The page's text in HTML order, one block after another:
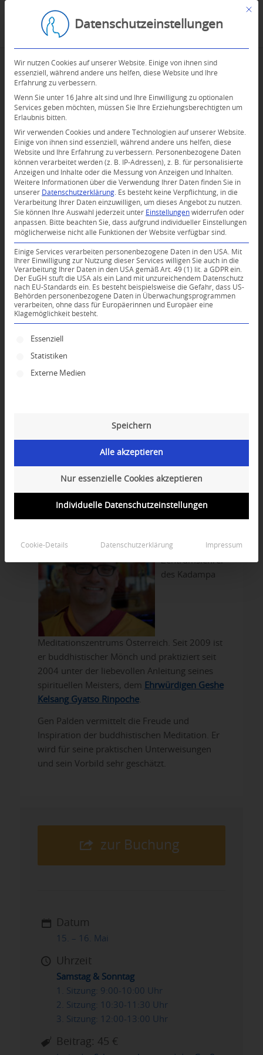
ENTDECKE DEINE
REINE NATUR
Wochenendretreat für Einsteiger
und Fortgeschrittenemit Gen
Palden
Unser modernes Leben ist hektisch und
kompliziert, voller Ablenkungen und wir
haben uns mittlerweile daran gewöhnt, von
der Außenwelt stimuliert zu werden. So fällt es
uns schwer, allein und still zu sein – die Ruhe
unseres eigenen Geistes zu genießen.
In diesem Wochenendretreat lernen wir
kraftvolle Meditationen aus der Mahamudra
Überlieferung, die uns in die Stille und
Reinheit unseres eigenen Geistes führen.
Lernen Sie:
– mehr Konzentration und Fokus zu
Die Sitzungen bestehen aus Erklärungen,
Möglichkeit, Fragen zu stellen. Das Retreat ist
sowohl für Einsteiger als auch für
Palden
Zentrumslehrer
des Kadampa
Meditationszentrums Österreich. Seit 2009 ist
er buddhistischer Mönch und praktiziert seit
2004 unter der liebevollen Anleitung seines
spirituellen Meisters, dem Ehrwürdigen Geshe
Kelsang Gyatso Rinpoche.
Gen Palden vermittelt die Freude und
Inspiration der buddhistischen Meditation. Er
wird für seine praktischen Unterweisungen
und sein Vorbild sehr geschätzt.
zur Buchung
Datum
15. – 16. Mai
Uhrzeit
Samstag & Sonntag
1. Sitzung: 9:00-10:00 Uhr
2. Sitzung: 10:30-11:30 Uhr
3. Sitzung: 12:00-13:00 Uhr
Beitrag: 45 €
Mit
Datenschutzeinstellungen
Wir nutzen Cookies auf unserer Website. Einige von ihnen sind
essenziell, während andere uns helfen, diese Website und Ihre
Erfahrung zu verbessern.
Wenn Sie unter 16 Jahre alt sind und Ihre Einwilligung zu optionalen
Services geben möchten, müssen Sie Ihre Erziehungsberechtigten um
Erlaubnis bitten.
Wir verwenden Cookies und andere Technologien auf unserer Website.
Einige von ihnen sind essenziell, während andere uns helfen, diese
Website und Ihre Erfahrung zu verbessern.
Personenbezogene Daten
können verarbeitet werden (z. B. IP-Adressen), z. B. für personalisierte
Anzeigen und Inhalte oder die Messung von Anzeigen und Inhalten.
Weitere Informationen über die Verwendung Ihrer Daten finden Sie in
unserer Datenschutzerklärung
Es besteht keine Verpflichtung, in die
Verarbeitung Ihrer Daten einzuwilligen, um dieses Angebot zu nutzen.
Sie können Ihre Auswahl jederzeit unter Einstellungen widerrufen oder
anpassen.
Bitte beachten Sie, dass aufgrund individueller Einstellungen
möglicherweise nicht alle Funktionen der Website verfügbar sind.
Einige Services verarbeiten personenbezogene Daten in den USA. Mit
Ihrer Einwilligung zur Nutzung dieser Services willigen Sie auch in die
Verarbeitung Ihrer Daten in den USA gemäß Art. 49 (1) lit. a GDPR ein.
Der EuGH stuft die USA als ein Land mit unzureichendem Datenschutz
nach EU-Standards ein. Es besteht beispielsweise die Gefahr, dass US-
Behörden personenbezogene Daten in Überwachungsprogrammen
verarbeiten, ohne dass für Europäerinnen und Europäer eine
Klagemöglichkeit besteht.
Es folgt eine Liste der Service-Gruppen, für die
Essenziell
Statistiken
Externe Medien
Speichern
Alle akzeptieren
Nur essenzielle Cookies akzeptieren
Individuelle Datenschutzeinstellungen
Cookie-Details Datenschutzerklärung Impressum